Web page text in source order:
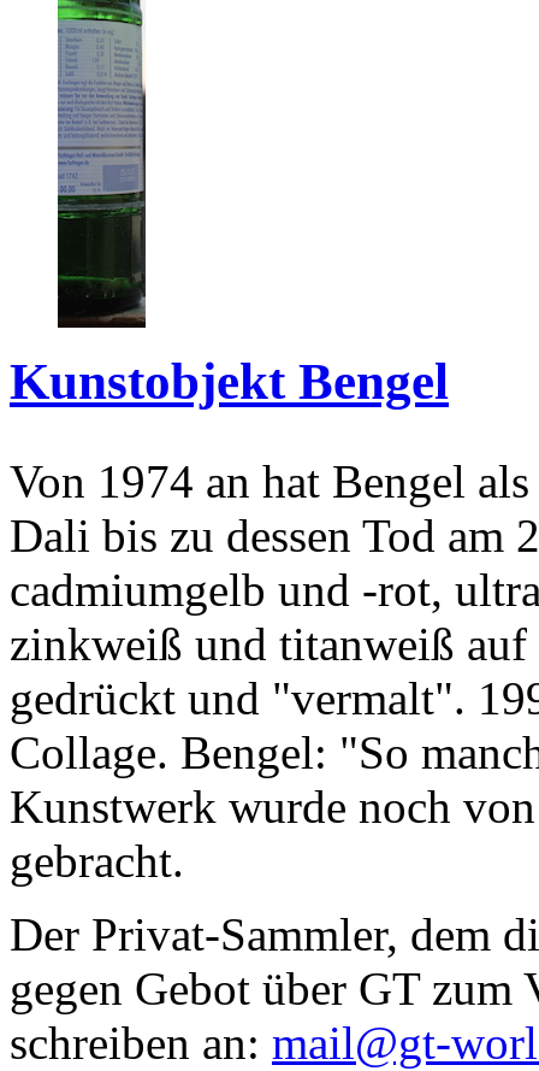
Kunstobjekt Bengel
Von 1974 an hat Bengel
Dali bis zu dessen Tod am
cadmiumgelb und -rot,
zinkweiß und titanweiß
gedrückt und "vermalt".
Collage. Bengel: "So
Kunstwerk wurde noch
gebracht.
Der Privat-Sammler, dem
gegen Gebot über GT zum
schreiben an: mail@gt-